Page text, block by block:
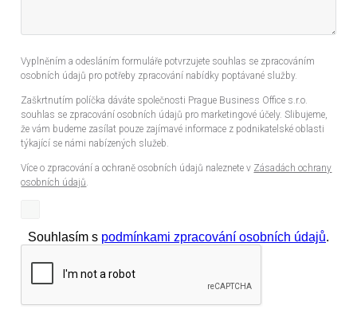
Vyplněním a odesláním formuláře potvrzujete souhlas se zpracováním
osobních údajů pro potřeby zpracování nabídky poptávané služby.
Zaškrtnutím políčka dáváte společnosti Prague Business Office s.r.o.
souhlas se zpracování osobních údajů pro marketingové účely. Slibujeme,
že vám budeme zasílat pouze zajímavé informace z podnikatelské oblasti
týkající se námi nabízených služeb.
Více o zpracování a ochraně osobních údajů naleznete v Zásadách ochrany
osobních údajů.
Souhlasím s podmínkami zpracování osobních údajů.